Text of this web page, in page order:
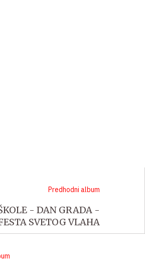
Predhodni album
- DAN GRADA -
SVETOG VLAHA